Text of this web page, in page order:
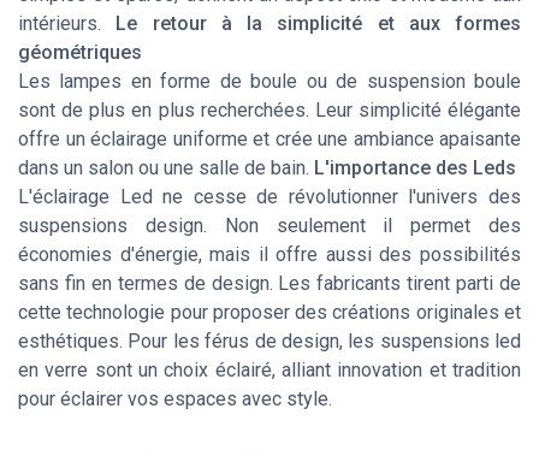
intérieurs. Le retour à la simplicité et aux formes
géométriques
Les lampes en forme de boule ou de suspension boule
sont de plus en plus recherchées. Leur simplicité élégante
offre un éclairage uniforme et crée une ambiance apaisante
dans un salon ou une salle de bain. L'importance des Leds
L'éclairage Led ne cesse de révolutionner l'univers des
suspensions design. Non seulement il permet des
économies d'énergie, mais il offre aussi des possibilités
sans fin en termes de design. Les fabricants tirent parti de
cette technologie pour proposer des créations originales et
esthétiques. Pour les férus de design, les suspensions led
en verre sont un choix éclairé, alliant innovation et tradition
pour éclairer vos espaces avec style.